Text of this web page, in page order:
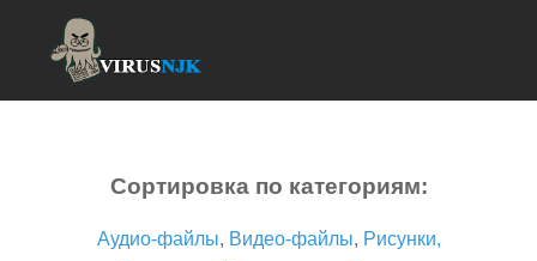
Сортировка по категориям:
Аудио-файлы, Видео-файлы, Рисунки,